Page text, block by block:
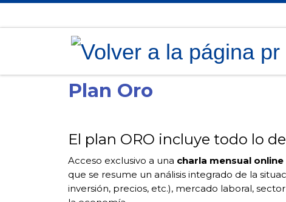
Plan Oro
El plan ORO incluye todo lo
Acceso exclusivo a una charla mensual online
que se resume un análisis integrado de la
inversión, precios, etc.), mercado laboral,